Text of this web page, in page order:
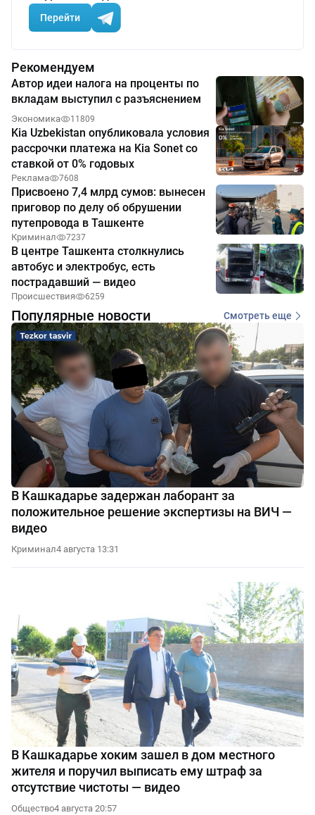
Перейти
Рекомендуем
Автор идеи налога на проценты по
вкладам выступил с разъяснением
Экономика 11809
Kia Uzbekistan опубликовала условия
рассрочки платежа на Kia Sonet со
ставкой от 0% годовых
Реклама 7608
Присвоено 7,4 млрд сумов: вынесен
приговор по делу об обрушении
путепровода в Ташкенте
Криминал 7237
В центре Ташкента столкнулись
автобус и электробус, есть
пострадавший — видео
Происшествия 6259
Популярные новости Смотреть еще
В Кашкадарье задержан лаборант за
положительное решение экспертизы на ВИЧ —
видео
Криминал4 августа 13:31
В Кашкадарье хоким зашел в дом местного
жителя и поручил выписать ему штраф за
отсутствие чистоты — видео
Общество4 августа 20:57